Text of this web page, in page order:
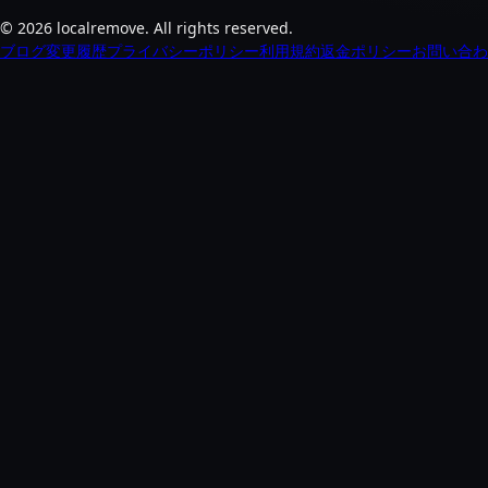
© 2026 localremove. All rights reserved.
ブログ変更履歴プライバシーポリシー利用規約返金ポリシーお問い合